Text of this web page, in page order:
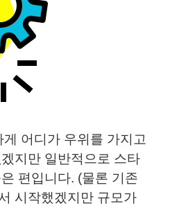
어디가 우위를 가지고
지만 일반적으로 스타
편입니다. (물론 기존
시작했겠지만 규모가